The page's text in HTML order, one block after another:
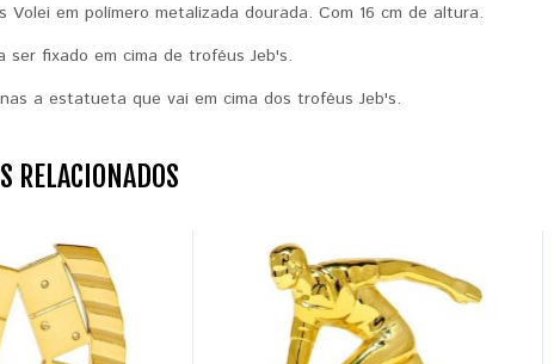
Volei em polímero metalizada dourada. Com 16 cm de altura.
ser fixado em cima de troféus Jeb's.
a estatueta que vai em cima dos troféus Jeb's.
RELACIONADOS